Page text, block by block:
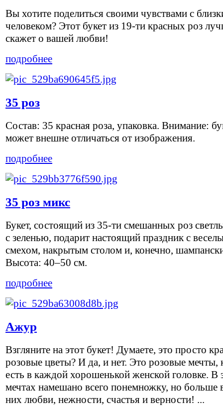
Вы хотите поделиться своими чувствами с
человеком? Этот букет из 19-ти красных роз
скажет о вашей любви!
подробнее
35 роз
Состав: 35 красная роза, упаковка. Внимание:
может внешне отличаться от изображения.
подробнее
35 роз микс
Букет, состоящий из 35-ти смешанных роз
с зеленью, подарит настоящий праздник с
смехом, накрытым столом и, конечно,
Высота: 40–50 см.
подробнее
Ажур
Взгляните на этот букет! Думаете, это просто
розовые цветы? И да, и нет. Это розовые мечты,
есть в каждой хорошенькой женской головке. В
мечтах намешано всего понемножку, но больше
них любви, нежности, счастья и верности! ...